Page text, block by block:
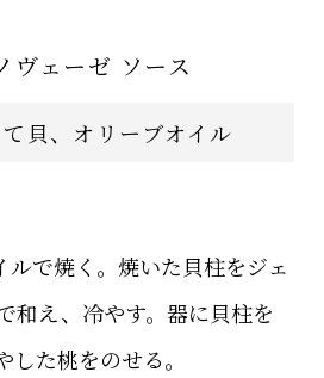
ヴェーゼ ソース
貝、オリーブオイル
ルで焼く。焼いた貝柱をジェ
和え、冷やす。器に貝柱を
た桃をのせる。